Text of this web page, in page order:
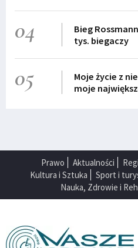
04
Bieg
tys. biegaczy
05
Moje życie z
moje
Prawo Aktualności
Kultura i Sztuka
Sport i
Nauka, Zdrowie i